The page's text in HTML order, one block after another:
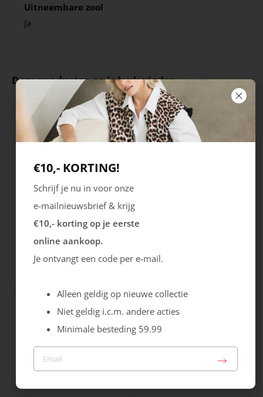
Uitneembare zool
Ja
Deze producten ga je leuk vinden
€10,- KORTING!
Schrijf je nu in voor onze
e-mailnieuwsbrief & krijg
€10,- korting op je eerste
online aankoop.
Je ontvangt een code per e-mail.
Alleen geldig op nieuwe collectie
Niet geldig i.c.m. andere acties
Minimale besteding 59.99